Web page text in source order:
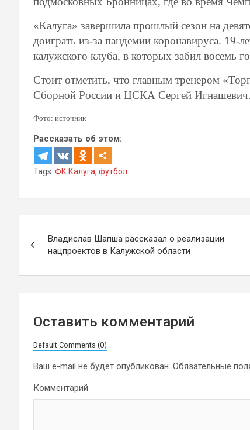
«Калуга» завершила прошлый сезон на
доиграть из-за пандемии коронавируса. 19-
калужского клуба, в которых забил восемь
Стоит отметить, что главным тренером
Сборной России и ЦСКА Сергей Игнашевич.
Фото: источник
Рассказать об этом:
Tags: ФК Калуга, футбол
по
записям
Владислав Шапша рассказал о реализации
нацпроектов в Калужской области
Оставить комментарий
Default Comments (0)
Ваш e-mail не будет опубликован. Обязательные
Комментарий